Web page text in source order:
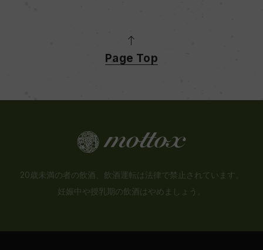
Page Top
20歳未満の者の飲酒、飲酒運転は法律で禁止されています。
妊娠中や授乳期の飲酒はやめましょう。